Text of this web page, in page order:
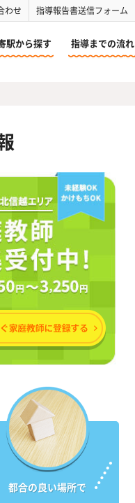
わせ 指導報告書送信フォーム
駅から探す 指導までの流れ
都合の良い場所で